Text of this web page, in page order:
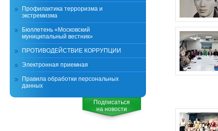
Профилактика терроризма и
экстремизма
Бюллетень «Московский
муниципальный вестник»
ПРОТИВОДЕЙСТВИЕ КОРРУПЦИИ
Электронная приемная
Правила обработки персональных
данных
Подписаться
на новости